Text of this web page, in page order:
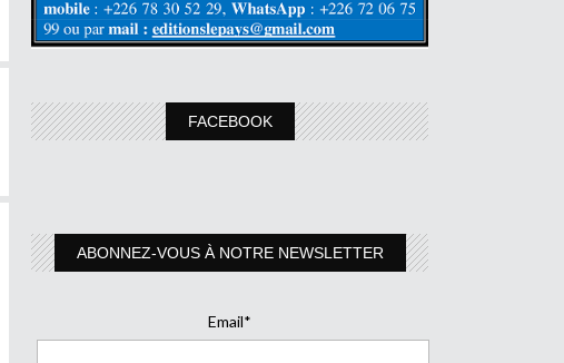
FACEBOOK
ABONNEZ-VOUS À NOTRE NEWSLETTER
Email*